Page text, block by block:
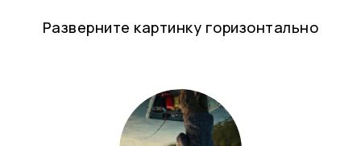
Разверните картинку горизонтально